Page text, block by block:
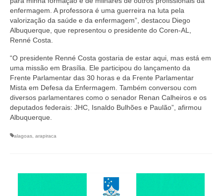
Fiscalização
Responsabilidade Técnica
Legislações
Decisões
Portarias
Resoluções
Desagravo Público
Censura Pública
enfermagem. A professora é uma guerreira na luta pela
valorização da saúde e da enfermagem”, destacou Diego
Albuquerque, que representou o presidente do Coren-AL,
Renné Costa.
“O presidente Renné Costa gostaria de estar aqui, mas está em
uma missão em Brasília. Ele participou do lançamento da
Frente Parlamentar das 30 horas e da Frente Parlamentar
Mista em Defesa da Enfermagem. Também conversou com
diversos parlamentares como o senador Renan Calheiros e os
deputados federais: JHC, Isnaldo Bulhões e Paulão”, afirmou
Albuquerque.
alagoas arapiraca